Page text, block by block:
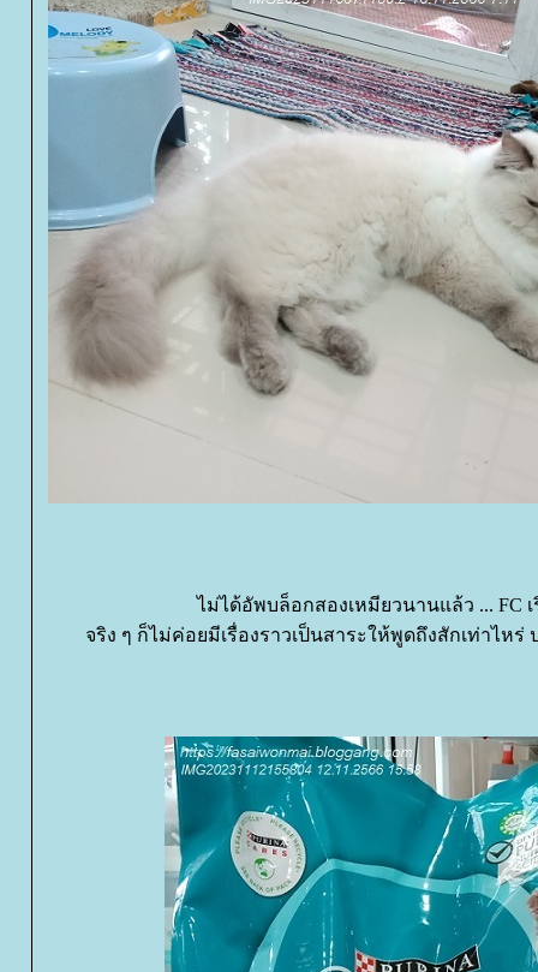
ไม่ได้อัพบล็อกสองเหมียวนานแล้ว ... FC
จริง ๆ ก็ไม่ค่อยมีเรื่องราวเป็นสาระให้พูดถึงสักเท่าไหร่